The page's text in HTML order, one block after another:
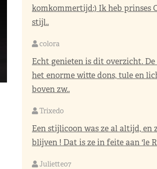
komkommertijd:) Ik heb prinses
stijl..
colora
Echt genieten is dit overzicht.
het enorme witte dons, tule en
boven zw..
Trixedo
Een stijlicoon was ze al altijd, en
blijven ! Dat is ze in feite aan 'le
Juliette07